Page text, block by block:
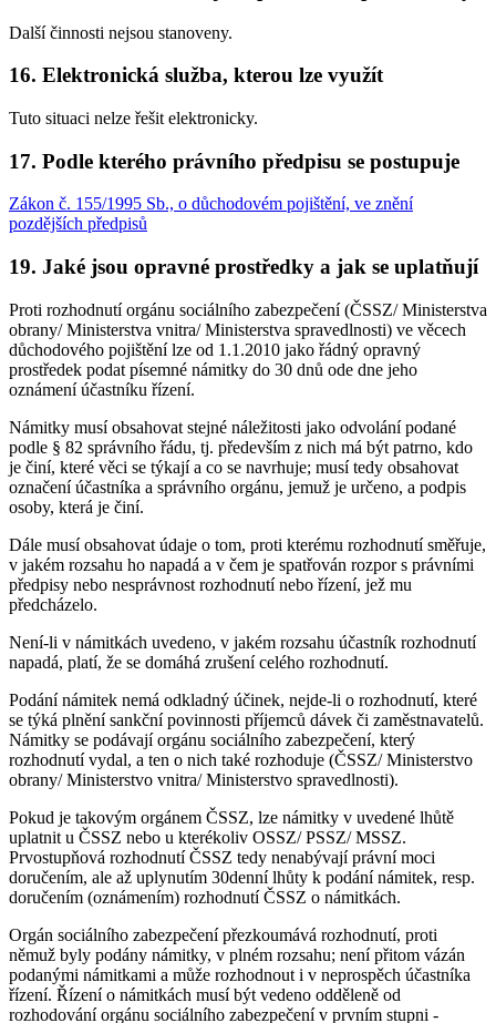
Další činnosti nejsou stanoveny.
16. Elektronická služba, kterou lze využít
Tuto situaci nelze řešit elektronicky.
17. Podle kterého právního předpisu se postupuje
Zákon č. 155/1995 Sb., o důchodovém pojištění, ve znění
pozdějších předpisů
19. Jaké jsou opravné prostředky a jak se uplatňují
Proti rozhodnutí orgánu sociálního zabezpečení (ČSSZ/ Ministerstva
obrany/ Ministerstva vnitra/ Ministerstva spravedlnosti) ve věcech
důchodového pojištění lze od 1.1.2010 jako řádný opravný
prostředek podat písemné námitky do 30 dnů ode dne jeho
oznámení účastníku řízení.
Námitky musí obsahovat stejné náležitosti jako odvolání podané
podle § 82 správního řádu, tj. především z nich má být patrno, kdo
je činí, které věci se týkají a co se navrhuje; musí tedy obsahovat
označení účastníka a správního orgánu, jemuž je určeno, a podpis
osoby, která je činí.
Dále musí obsahovat údaje o tom, proti kterému rozhodnutí směřuje,
v jakém rozsahu ho napadá a v čem je spatřován rozpor s právními
předpisy nebo nesprávnost rozhodnutí nebo řízení, jež mu
předcházelo.
Není-li v námitkách uvedeno, v jakém rozsahu účastník rozhodnutí
napadá, platí, že se domáhá zrušení celého rozhodnutí.
Podání námitek nemá odkladný účinek, nejde-li o rozhodnutí, které
se týká plnění sankční povinnosti příjemců dávek či zaměstnavatelů.
Námitky se podávají orgánu sociálního zabezpečení, který
rozhodnutí vydal, a ten o nich také rozhoduje (ČSSZ/ Ministerstvo
obrany/ Ministerstvo vnitra/ Ministerstvo spravedlnosti).
Pokud je takovým orgánem ČSSZ, lze námitky v uvedené lhůtě
uplatnit u ČSSZ nebo u kterékoliv OSSZ/ PSSZ/ MSSZ.
Prvostupňová rozhodnutí ČSSZ tedy nenabývají právní moci
doručením, ale až uplynutím 30denní lhůty k podání námitek, resp.
doručením (oznámením) rozhodnutí ČSSZ o námitkách.
Orgán sociálního zabezpečení přezkoumává rozhodnutí, proti
němuž byly podány námitky, v plném rozsahu; není přitom vázán
podanými námitkami a může rozhodnout i v neprospěch účastníka
řízení. Řízení o námitkách musí být vedeno odděleně od
rozhodování orgánu sociálního zabezpečení v prvním stupni -